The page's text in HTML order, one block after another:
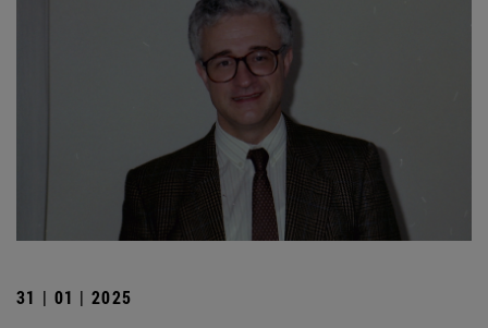
31 | 01 | 2025